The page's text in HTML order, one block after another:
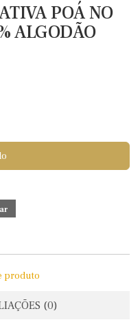
POÁ NO
ALGODÃO
produto
(0)